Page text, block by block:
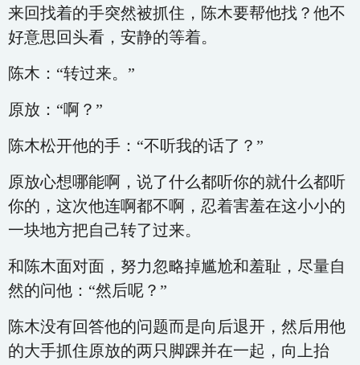
来回找着的手突然被抓住，陈木要帮他找？他不
好意思回头看，安静的等着。
陈木：“转过来。”
原放：“啊？”
陈木松开他的手：“不听我的话了？”
原放心想哪能啊，说了什么都听你的就什么都听
你的，这次他连啊都不啊，忍着害羞在这小小的
一块地方把自己转了过来。
和陈木面对面，努力忽略掉尴尬和羞耻，尽量自
然的问他：“然后呢？”
陈木没有回答他的问题而是向后退开，然后用他
的大手抓住原放的两只脚踝并在一起，向上抬